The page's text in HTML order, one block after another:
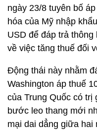
ngày 23/8 tuyên bố
hóa của Mỹ nhập
USD để đáp trả
về việc tăng thuế đối
Động thái này nhằm
Washington áp thuế
của Trung Quốc có trị
bước leo thang mới
mại dai dẳng giữa hai